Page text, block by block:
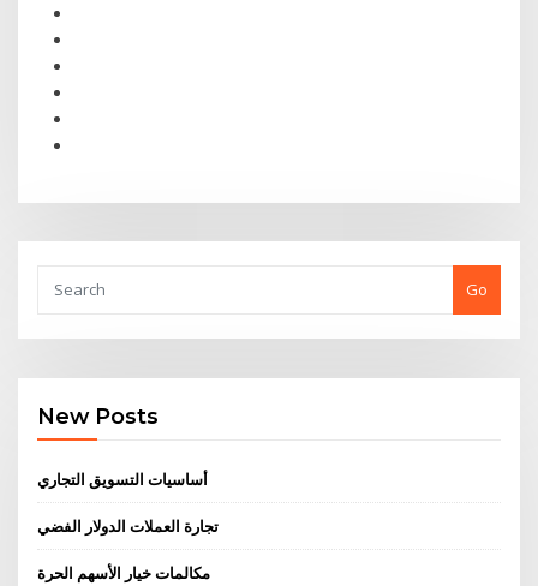
Go
New Posts
أساسيات التسويق التجاري
تجارة العملات الدولار الفضي
مكالمات خيار الأسهم الحرة